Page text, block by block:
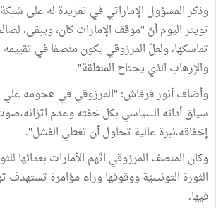
وذكر المسؤول الإماراتي في تغريدة له على
تويتر اليوم أنّ "موقف الإمارات كان، ويبقى،
تماسكها، ولعلّ المرزوقي يكون منصفا في
والاٍرهاب الذي يجتاح المنطقة".
وأضاف أنور قرقاش: "المرزوقي في هجومه علي
سياق أدائه السياسي بكل خفته وعدم
إخفاقه،نبرة عالية تحاول أن تغطي الفشل".
وكان المنصف المرزوقي اتّهم الأمارات بعدائها
الثورة التونسيّة ووقوفها وراء مؤامرة تستهدف
فيها.